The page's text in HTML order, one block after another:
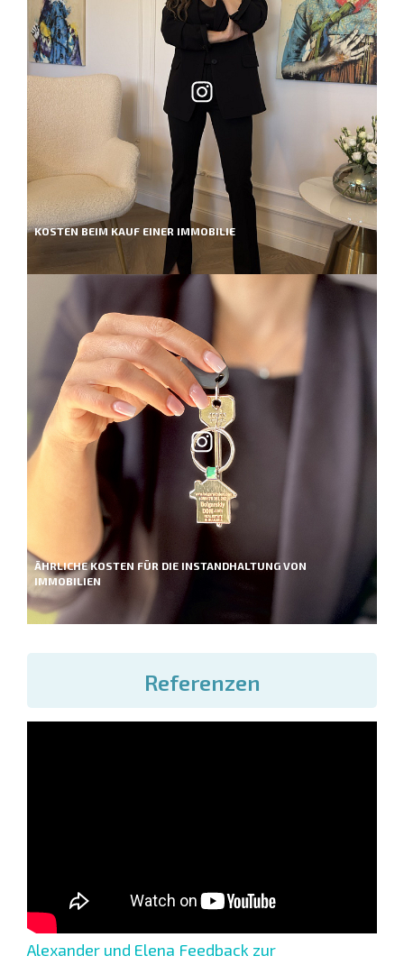
KOSTEN BEIM KAUF EINER IMMOBILIE
ÄHRLICHE KOSTEN FÜR DIE INSTANDHALTUNG VON
IMMOBILIEN
Referenzen
Alexander und Elena Feedback zur